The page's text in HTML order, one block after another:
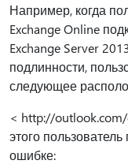
Например, когда
Exchange Online
Exchange Server
подлинности,
следующее
< http://
этого
ошибке: